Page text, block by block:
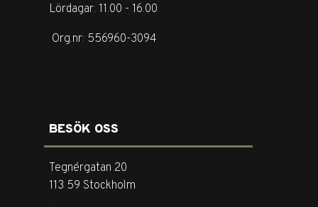
Lördagar: 11.00 - 16.00
Org.nr: 556960-3094
BESÖK OSS
Tegnérgatan 20
113 59 Stockholm